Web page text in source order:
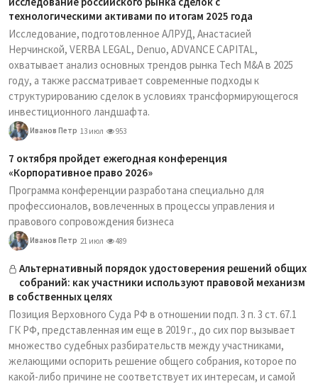
технологическими активами по итогам 2025 года
Исследование, подготовленное АЛРУД, Анастасией
Нерчинской, VERBA LEGAL, Denuo, ADVANCE CAPITAL,
охватывает анализ основных трендов рынка Tech M&A в 2025
году, а также рассматривает современные подходы к
структурированию сделок в условиях трансформирующегося
инвестиционного ландшафта.
Иванов Петр 13 июл 953
7 октября пройдет ежегодная конференция
«Корпоративное право 2026»
Программа конференции разработана специально для
профессионалов, вовлеченных в процессы управления и
правового сопровождения бизнеса
Иванов Петр 21 июл 489
Альтернативный порядок удостоверения решений общих
собраний: как участники используют правовой механизм
в собственных целях
Позиция Верховного Суда РФ в отношении подп. 3 п. 3 ст. 67.1
ГК РФ, представленная им еще в 2019 г., до сих пор вызывает
множество судебных разбирательств между участниками,
желающими оспорить решение общего собрания, которое по
какой-либо причине не соответствует их интересам, и самой